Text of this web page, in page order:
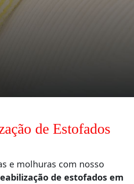
de Estofados
e molhuras com nosso
de estofados em